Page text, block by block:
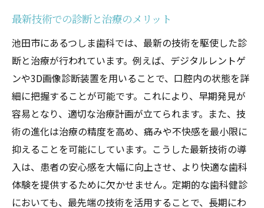
最新技術での診断と治療のメリット
池田市にあるつしま歯科では、最新の技術を駆使した診
断と治療が行われています。例えば、デジタルレントゲ
ンや3D画像診断装置を用いることで、口腔内の状態を詳
細に把握することが可能です。これにより、早期発見が
容易となり、適切な治療計画が立てられます。また、技
術の進化は治療の精度を高め、痛みや不快感を最小限に
抑えることを可能にしています。こうした最新技術の導
入は、患者の安心感を大幅に向上させ、より快適な歯科
体験を提供するために欠かせません。定期的な歯科健診
においても、最先端の技術を活用することで、長期にわ